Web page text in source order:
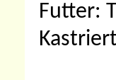
Futter:
Kastriert